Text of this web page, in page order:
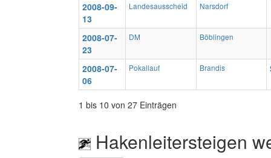
2008-09-
13
Landesausscheid Narsdorf
2008-07-
23
DM Böblingen
2008-07-
06
Pokallauf Brandis
1 bis 10 von 27 Einträgen
Hakenleitersteigen